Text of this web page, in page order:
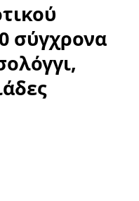
σύγχρονα